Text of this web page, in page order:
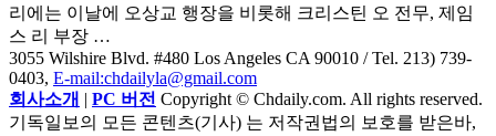
리에는 이날에 오상교 행장을 비롯해 크리스틴 오 전무, 제임
스 리 부장 …
3055 Wilshire Blvd. #480 Los Angeles CA 90010 / Tel. 213) 739-
0403, E-mail:chdailyla@gmail.com
회사소개 | PC 버전 Copyright © Chdaily.com. All rights reserved.
기독일보의 모든 콘텐츠(기사) 는 저작권법의 보호를 받은바,